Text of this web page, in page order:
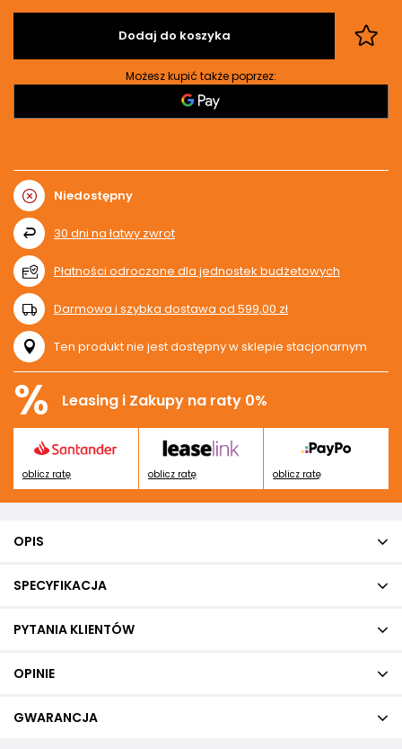
Dodaj do koszyka
Możesz kupić także poprzez:
Niedostępny
30 dni na łatwy zwrot
Płatności odroczone dla jednostek budżetowych
Darmowa i szybka dostawa od 599,00 zł
Ten produkt nie jest dostępny w sklepie stacjonarnym
% Leasing i Zakupy na raty 0%
oblicz ratę oblicz ratę oblicz ratę
OPIS
SPECYFIKACJA
PYTANIA KLIENTÓW
OPINIE
GWARANCJA